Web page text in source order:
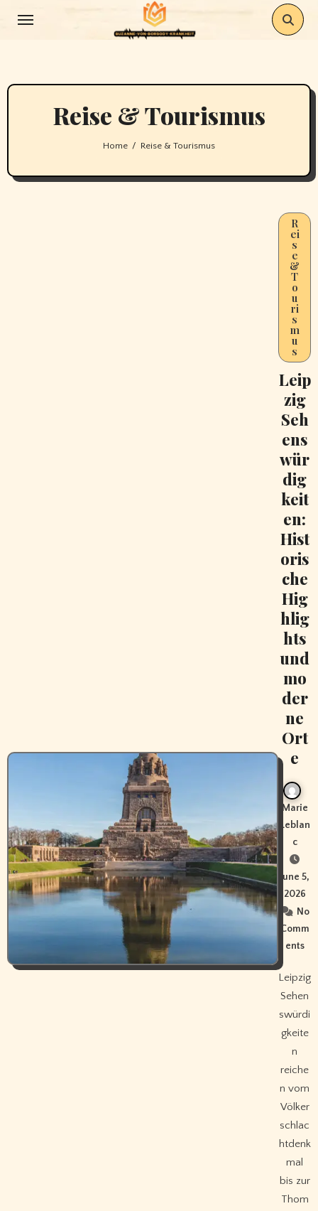
Reise & Tourismus
Home Reise & Tourismus
R
ei
s
e
&
T
o
u
ri
s
m
u
s
Leip
zig
Seh
ens
wür
dig
keit
en:
Hist
oris
che
Hig
hlig
hts
und
mo
der
ne
Ort
e
Marie
Leblan
c
June 5,
2026
No
Comm
ents
Leipzig
Sehen
swürdi
gkeite
n
reiche
n vom
Völker
schlac
htdenk
mal
bis zur
Thom